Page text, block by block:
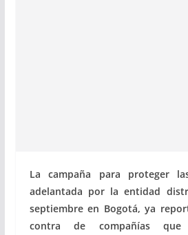
La campaña para proteger
adelantada por la entidad
septiembre en Bogotá, ya
contra de compañías que